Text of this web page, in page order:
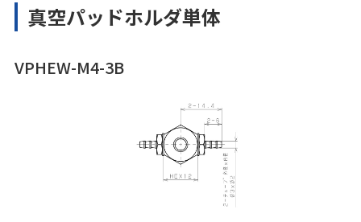
真空パッドホルダ単体
VPHEW-M4-3B